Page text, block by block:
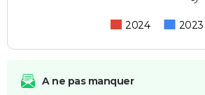
2024 2023
A ne pas manquer